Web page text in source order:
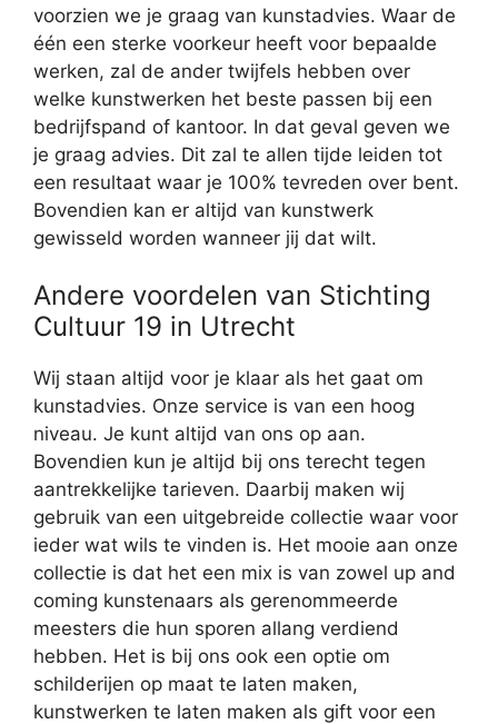
voorzien we je graag van kunstadvies. Waar de
één een sterke voorkeur heeft voor bepaalde
werken, zal de ander twijfels hebben over
welke kunstwerken het beste passen bij een
bedrijfspand of kantoor. In dat geval geven we
je graag advies. Dit zal te allen tijde leiden tot
een resultaat waar je 100% tevreden over bent.
Bovendien kan er altijd van kunstwerk
gewisseld worden wanneer jij dat wilt.
Andere voordelen van Stichting
Cultuur 19 in Utrecht
Wij staan altijd voor je klaar als het gaat om
kunstadvies. Onze service is van een hoog
niveau. Je kunt altijd van ons op aan.
Bovendien kun je altijd bij ons terecht tegen
aantrekkelijke tarieven. Daarbij maken wij
gebruik van een uitgebreide collectie waar voor
ieder wat wils te vinden is. Het mooie aan onze
collectie is dat het een mix is van zowel up and
coming kunstenaars als gerenommeerde
meesters die hun sporen allang verdiend
hebben. Het is bij ons ook een optie om
schilderijen op maat te laten maken,
kunstwerken te laten maken als gift voor een